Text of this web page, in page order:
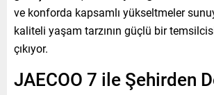
ve konforda kapsamlı yükseltmeler
kaliteli yaşam tarzının güçlü bir
çıkıyor.
JAECOO 7 ile Şehirden